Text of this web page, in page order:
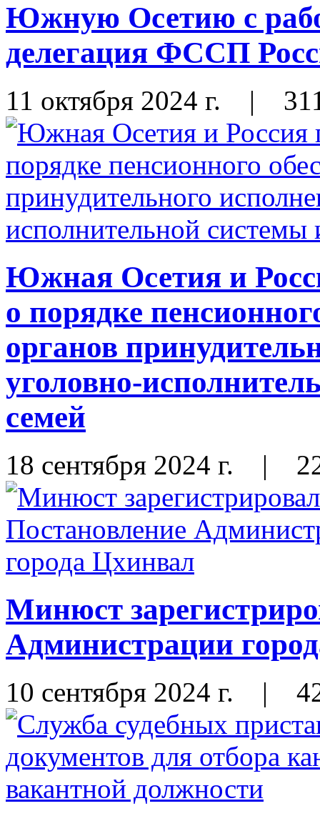
Южную Осетию с
делегация ФССП
11 октября 2024 г. |
Южная Осетия и
о порядке
органов
уголовно-
семей
18 сентября 2024 г. |
Минюст
Администрации
10 сентября 2024 г. |